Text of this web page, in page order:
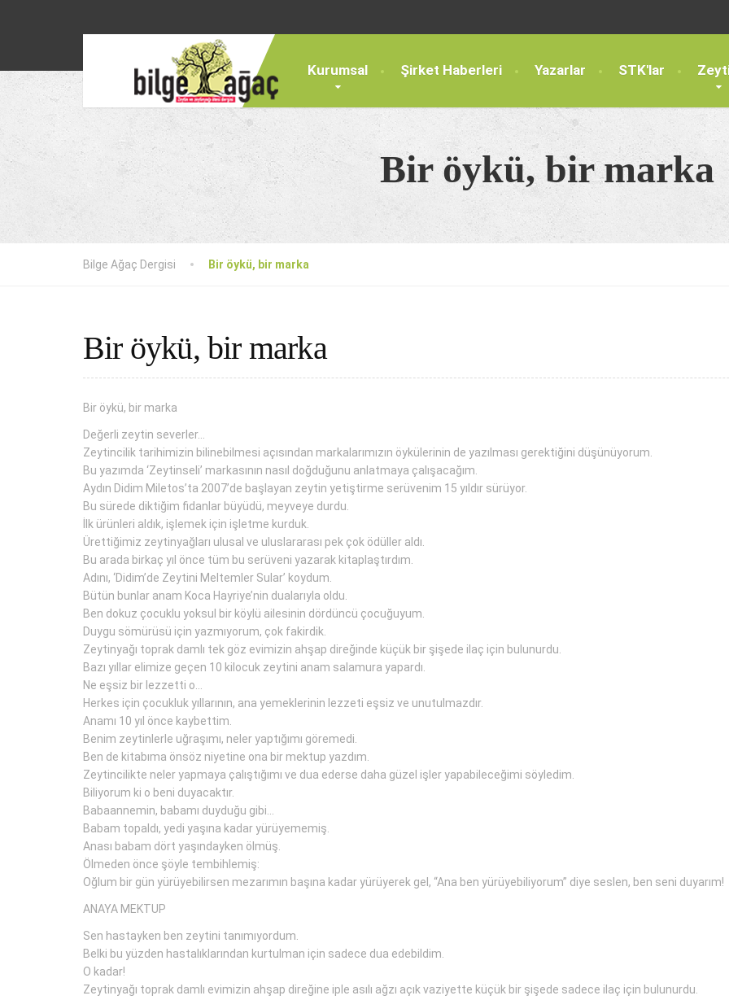
Kurumsal Şirket Haberleri Yazarlar STK'lar
Bir öykü, bir marka
Bilge Ağaç Dergisi Bir öykü, bir marka
Bir öykü, bir marka
Bir öykü, bir marka
Değerli zeytin severler…
Zeytincilik tarihimizin bilinebilmesi açısından markalarımızın öykülerinin de yazılması gerektiğini düşünüyorum.
Bu yazımda ‘Zeytinseli’ markasının nasıl doğduğunu anlatmaya çalışacağım.
Aydın Didim Miletos’ta 2007’de başlayan zeytin yetiştirme serüvenim 15 yıldır sürüyor.
Bu sürede diktiğim fidanlar büyüdü, meyveye durdu.
İlk ürünleri aldık, işlemek için işletme kurduk.
Ürettiğimiz zeytinyağları ulusal ve uluslararası pek çok ödüller aldı.
Bu arada birkaç yıl önce tüm bu serüveni yazarak kitaplaştırdım.
Adını, ‘Didim’de Zeytini Meltemler Sular’ koydum.
Bütün bunlar anam Koca Hayriye’nin dualarıyla oldu.
Ben dokuz çocuklu yoksul bir köylü ailesinin dördüncü çocuğuyum.
Duygu sömürüsü için yazmıyorum, çok fakirdik.
Zeytinyağı toprak damlı tek göz evimizin ahşap direğinde küçük bir şişede ilaç için bulunurdu.
Bazı yıllar elimize geçen 10 kilocuk zeytini anam salamura yapardı.
Ne eşsiz bir lezzetti o…
Herkes için çocukluk yıllarının, ana yemeklerinin lezzeti eşsiz ve unutulmazdır.
Anamı 10 yıl önce kaybettim.
Benim zeytinlerle uğraşımı, neler yaptığımı göremedi.
Ben de kitabıma önsöz niyetine ona bir mektup yazdım.
Zeytincilikte neler yapmaya çalıştığımı ve dua ederse daha güzel işler yapabileceğimi söyledim.
Biliyorum ki o beni duyacaktır.
Babaannemin, babamı duyduğu gibi…
Babam topaldı, yedi yaşına kadar yürüyememiş.
Anası babam dört yaşındayken ölmüş.
Ölmeden önce şöyle tembihlemiş:
Oğlum bir gün yürüyebilirsen mezarımın başına kadar yürüyerek gel, “Ana ben yürüyebiliyorum” diye seslen, ben seni duyarım!
ANAYA MEKTUP
Sen hastayken ben zeytini tanımıyordum.
Belki bu yüzden hastalıklarından kurtulman için sadece dua edebildim.
O kadar!
Zeytinyağı toprak damlı evimizin ahşap direğine iple asılı ağzı açık vaziyette küçük bir şişede sadece ilaç için bulunurdu.